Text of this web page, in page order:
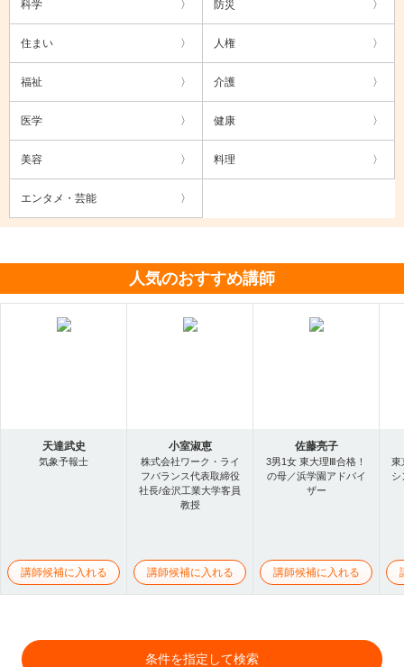
科学 防災
住まい 人権
福祉 介護
医学 健康
美容 料理
エンタメ・芸能
人気のおすすめ講師
天達武史
気象予報士
講師候補に入れる
小室淑恵
株式会社ワーク・ライ
フバランス代表取締役
社長/金沢工業大学客員
教授
講師候補に入れる
佐藤亮子
3男1女 東大理Ⅲ合格！
の母／浜学園アドバイ
ザー
講師候補に入れる
東
シ
条件を指定して検索